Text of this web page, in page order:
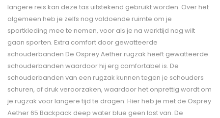
langere reis kan deze tas uitstekend gebruikt worden. Over het
algemeen heb je zelfs nog voldoende ruimte om je
sportkleding mee te nemen, voor als je na werktijd nog wilt
gaan sporten. Extra comfort door gewatteerde
schouderbanden De Osprey Aether rugzak heeft gewatteerde
schouderbanden waardoor hij erg comfortabel is. De
schouderbanden van een rugzak kunnen tegen je schouders
schuren, of druk veroorzaken, waardoor het onprettig wordt om
je rugzak voor langere tijd te dragen. Hier heb je met de Osprey
Aether 65 Backpack deep water blue geen last van. De